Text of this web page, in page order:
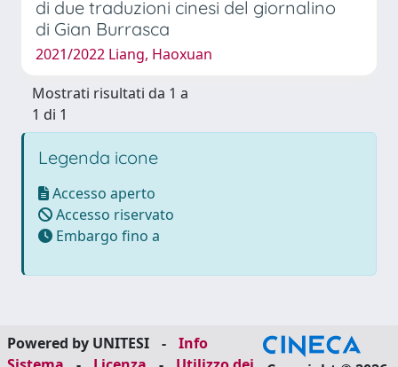
di due traduzioni cinesi del giornalino
di Gian Burrasca
2021/2022 Liang, Haoxuan
Mostrati risultati da 1 a
1 di 1
Legenda icone
Accesso aperto
Accesso riservato
Embargo fino a
Powered by UNITESI -
Info